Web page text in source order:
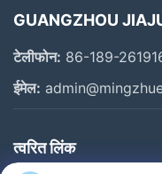
GUANGZHOU
टेलीफोन: 86-189-
ईमेल:
त्वरित लिंक